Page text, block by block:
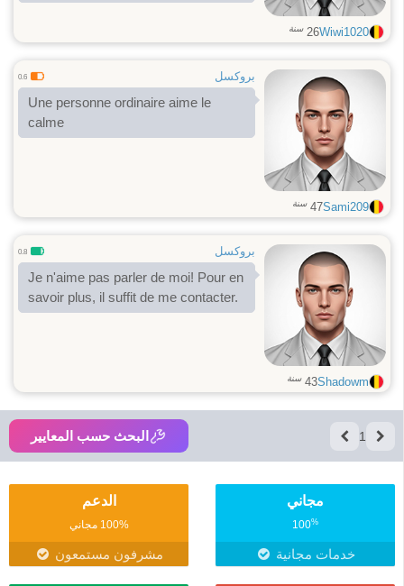
Wiwi1020
26 سنة
بروكسل 0.6
Une personne ordinaire aime le
calme
Sami209
47 سنة
بروكسل 0.8
Je n'aime pas parler de moi! Pour en
savoir plus, il suffit de me contacter.
Shadowm
43 سنة
1 البحث حسب المعايير
مجاني
100%
خدمات مجانية
الدعم
100% مجاني
مشرفون مستمعون